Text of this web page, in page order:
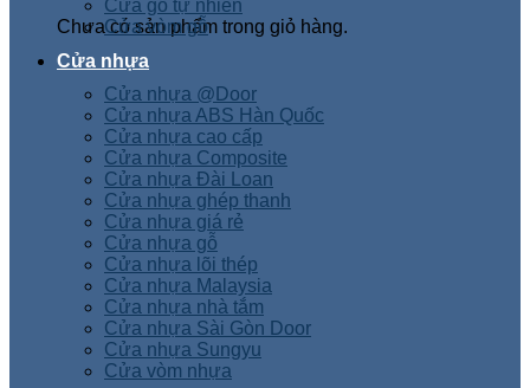
Chưa có sản phẩm trong giỏ hàng.
Cửa gỗ tự nhiên
Cửa vòm gỗ
Cửa nhựa
Cửa nhựa @Door
Cửa nhựa ABS Hàn Quốc
Cửa nhựa cao cấp
Cửa nhựa Composite
Cửa nhựa Đài Loan
Cửa nhựa ghép thanh
Cửa nhựa giá rẻ
Cửa nhựa gỗ
Cửa nhựa lõi thép
Cửa nhựa Malaysia
Cửa nhựa nhà tắm
Cửa nhựa Sài Gòn Door
Cửa nhựa Sungyu
Cửa vòm nhựa